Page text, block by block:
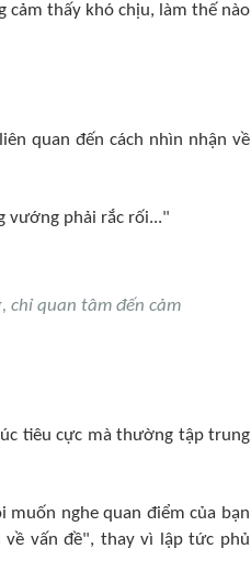
cảm thấy khó chịu, làm thế nào
quan đến cách nhìn nhận về
vướng phải rắc rối..."
chỉ quan tâm đến cảm
tiêu cực mà thường tập trung
nghe quan điểm của bạn
về vấn đề", thay vì lập tức phủ